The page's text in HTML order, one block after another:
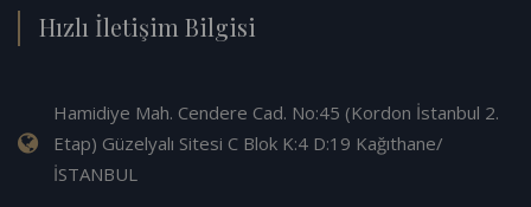
Hızlı İletişim Bilgisi
Hamidiye Mah. Cendere Cad. No:45 (Kordon İstanbul 2.
Etap) Güzelyalı Sitesi C Blok K:4 D:19 Kağıthane/
İSTANBUL